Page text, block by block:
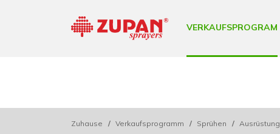
VERKAUFSPROGRAM
Zuhause / Verkaufsprogramm / Sprühen /